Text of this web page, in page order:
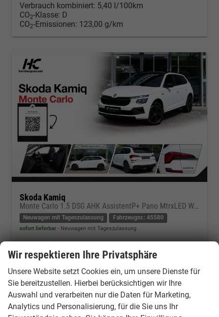
Verbrauch kombiniert: 5,40 l/100km
CO2-Klasse: D
CO2-Emissionen: 123,00 g/km
Skoda Kamiq
Monte Carlo 1.5 DSG AHK AssistentP+ Pano MtrxLED Winter-Premium SafetyP
Neuwagen mit Tageszulassung Fahrzeugnr.: 45580
sofort lieferbar Neuwagen mit Tageszulassung
45580
Kraftstoff Benzin Außenfarbe Moon white Metallic
Leistung
110 kW (150 PS) Kilometerstand 10 km
24.06.2026
30.350,– €
incl. 19% MwSt.
Kontakt & Angebot anfordern
PDF-Datei, Fahrzeugexposé
Fahrzeug merken/
Wir respektieren Ihre Privatsphäre
Unsere Website setzt Cookies ein, um unsere Dienste für
Sie bereitzustellen. Hierbei berücksichtigen wir Ihre
Auswahl und verarbeiten nur die Daten für Marketing,
Analytics und Personalisierung, für die Sie uns Ihr